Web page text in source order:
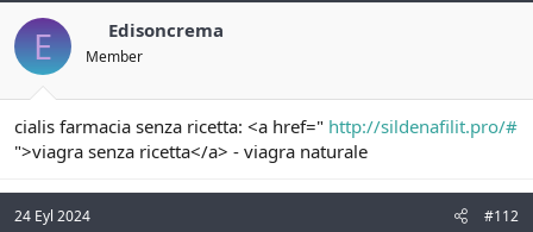
E Edisoncrema
Member
cialis farmacia senza ricetta: <a href=" http://sildenafilit.pro/#
">viagra senza ricetta</a> - viagra naturale
24 Eyl 2024 #112